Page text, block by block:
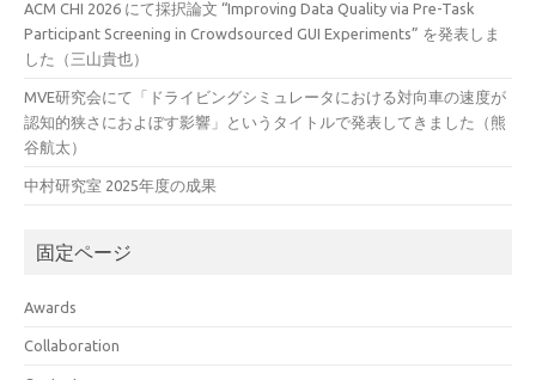
ACM CHI 2026 にて採択論文 “Improving Data Quality via Pre-Task
Participant Screening in Crowdsourced GUI Experiments” を発表しま
した（三山貴也）
MVE研究会にて「ドライビングシミュレータにおける対向車の速度が
認知的狭さにおよぼす影響」というタイトルで発表してきました（熊
谷航太）
中村研究室 2025年度の成果
固定ページ
Awards
Collaboration